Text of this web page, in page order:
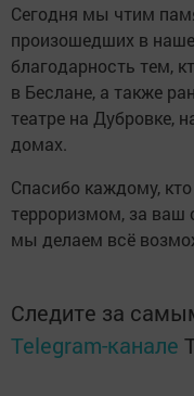
Сегодня мы чтим
произошедших в
благодарность тем,
в Беслане, а также
театре на Дубровке,
домах.
Спасибо каждому,
терроризмом, за ваш
мы делаем всё
Следите за
Telegram-канале